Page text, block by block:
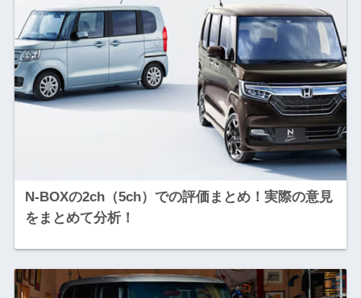
N-BOXの2ch（5ch）での評価まとめ！実際の意見
をまとめて分析！